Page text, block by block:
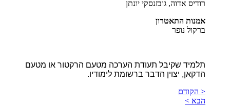
רודיס אדוה, גובזנסקי יונתן
אמנות התאטרון
ברקול נופר
תלמיד שקיבל תעודת הערכה מטעם הרקטור או מטעם
הדקאן, יצוין הדבר ברשומת לימודיו.
< הקודם
הבא >